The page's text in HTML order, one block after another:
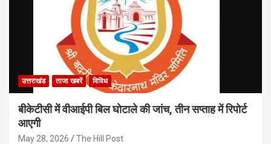
उत्तराखंड ताजा खबरें विविध
बीकेटीसी में वीआईपी बिल घोटाले की जांच, तीन सप्ताह में रिपोर्ट
आएगी
May 28, 2026 The Hill Post